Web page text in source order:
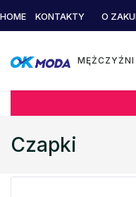
HOME KONTAKTY O
MĘŻCZYŹNI
Czapki